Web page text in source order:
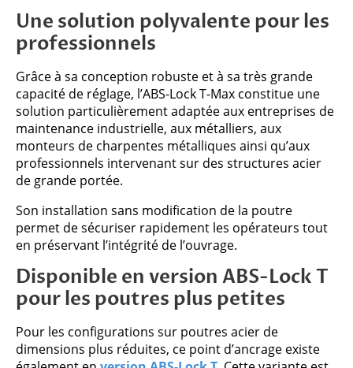
Une solution polyvalente pour les
professionnels
Grâce à sa conception robuste et à sa très grande
capacité de réglage, l’ABS-Lock T-Max constitue une
solution particulièrement adaptée aux entreprises de
maintenance industrielle, aux métalliers, aux
monteurs de charpentes métalliques ainsi qu’aux
professionnels intervenant sur des structures acier
de grande portée.
Son installation sans modification de la poutre
permet de sécuriser rapidement les opérateurs tout
en préservant l’intégrité de l’ouvrage.
Disponible en version ABS-Lock T
pour les poutres plus petites
Pour les configurations sur poutres acier de
dimensions plus réduites, ce point d’ancrage existe